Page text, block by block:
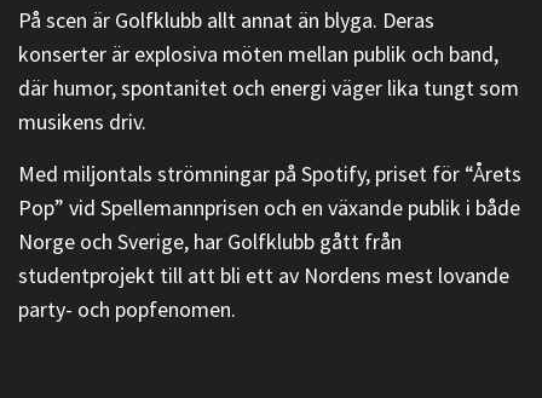
På scen är Golfklubb allt annat än blyga. Deras
konserter är explosiva möten mellan publik och band,
där humor, spontanitet och energi väger lika tungt som
musikens driv.
Med miljontals strömningar på Spotify, priset för “Årets
Pop” vid Spellemannprisen och en växande publik i både
Norge och Sverige, har Golfklubb gått från
studentprojekt till att bli ett av Nordens mest lovande
party- och popfenomen.